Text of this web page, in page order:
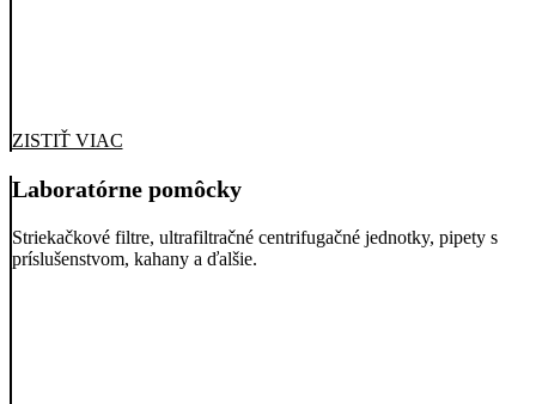
ZISTIŤ VIAC
Laboratórne pomôcky
Striekačkové filtre, ultrafiltračné centrifugačné jednotky, pipety s
príslušenstvom, kahany a ďalšie.